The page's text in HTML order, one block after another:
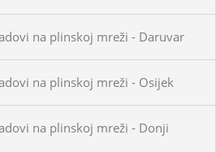
na plinskoj mreži - Daruvar
na plinskoj mreži - Osijek
na plinskoj mreži - Donji